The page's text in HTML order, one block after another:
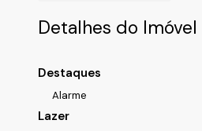
Detalhes do Imóvel
Destaques
Alarme
Lazer